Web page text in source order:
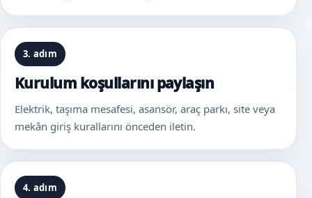
3. adım
Kurulum koşullarını paylaşın
Elektrik, taşıma mesafesi, asansör, araç parkı, site veya
mekân giriş kurallarını önceden iletin.
4. adım